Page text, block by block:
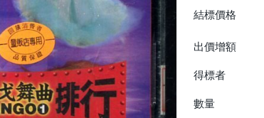
結標價格
出價增額
得標者
數量